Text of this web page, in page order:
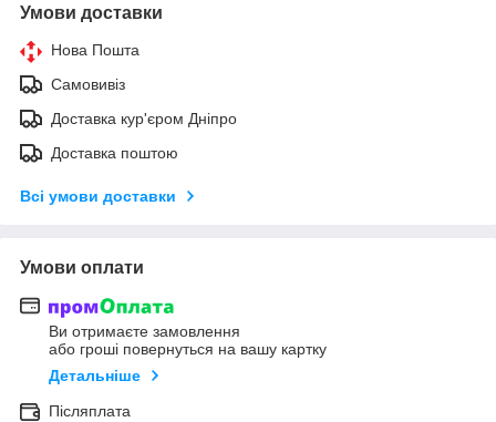
Умови доставки
Нова Пошта
Самовивіз
Доставка кур'єром Дніпро
Доставка поштою
Всі умови доставки
Умови оплати
Ви отримаєте замовлення
або гроші повернуться на вашу картку
Детальніше
Післяплата